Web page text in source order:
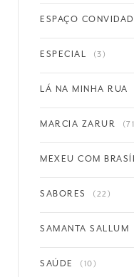
ESPAÇO
ESPECIAL (3)
LÁ NA MINHA RUA
MARCIA ZARUR
MEXEU COM
SABORES (22)
SAMANTA SALLUM
SAÚDE (10)